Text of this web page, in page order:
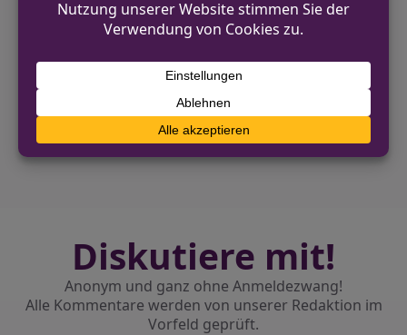
VORHERIGER BEITRAG
Drogen, Waffen und gestohlener E-Scooter
in Spielothek entdeckt
Diskutiere mit!
Anonym und ganz ohne Anmeldezwang!
Alle Kommentare werden von unserer Redaktion im
Vorfeld geprüft.